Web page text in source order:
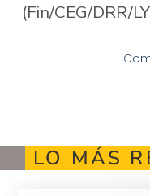
(Fin/CEG/DRR/
LO MÁS